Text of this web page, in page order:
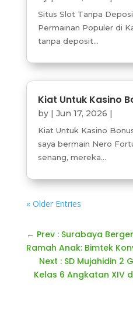
Situs Slot Tanpa
Permainan Populer di
tanpa deposit...
Kiat Untuk Kasino
by Jun 17, 2026
Kiat Untuk Kasino
saya bermain Nero
senang, mereka...
« Older Entries
← Prev : Surabaya
Ramah Anak: Bimtek
Next : SD Mujahidin 2
Kelas 6 Angkatan XIV